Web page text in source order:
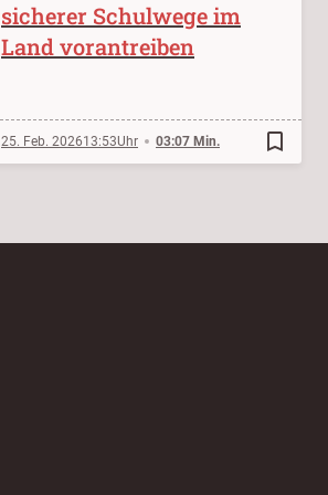
sicherer Schulwege im
Land vorantreiben
25. Feb. 202613:53 03:07 Min. bookmark_border